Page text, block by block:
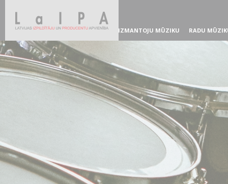
IZMANTOJU MŪZIKU RADU